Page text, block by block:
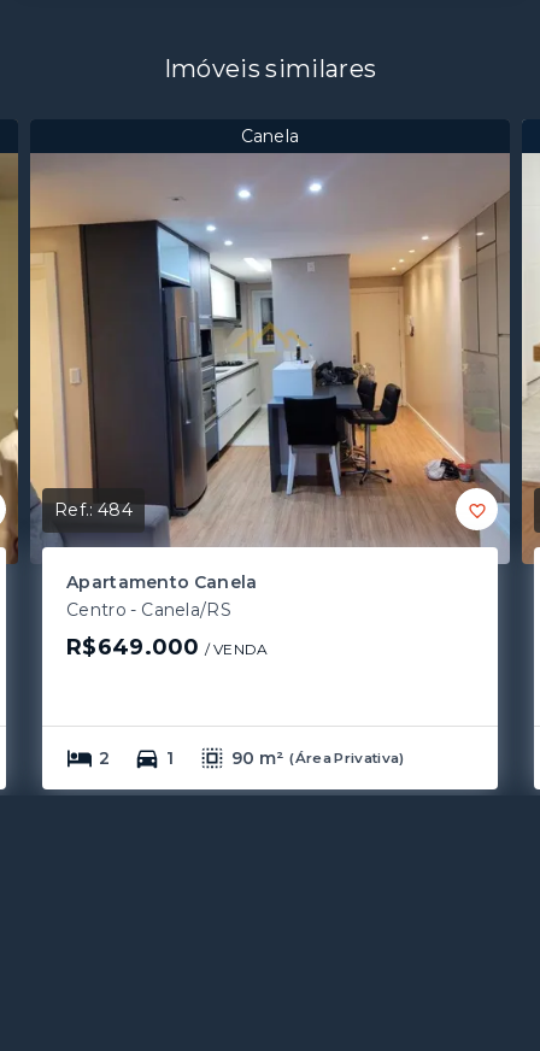
Imóveis similares
Canela
Ref.:484
Apartamento Canela
Centro - Canela/RS
R$649.000 / VENDA
2 1 90 m² (Área Privativa)